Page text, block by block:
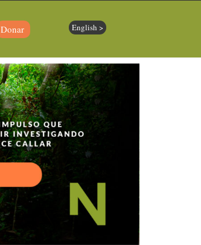
Donar English >